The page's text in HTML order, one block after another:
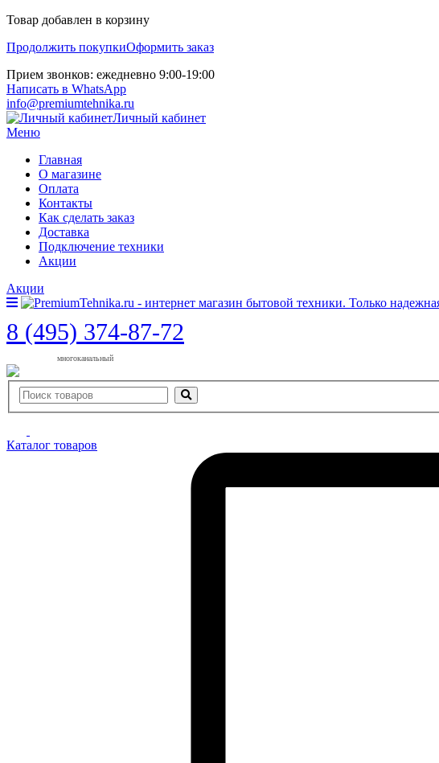
Товар добавлен в корзину
Продолжить покупкиОформить заказ
Прием звонков: ежедневно 9:00-19:00
Написать в WhatsApp
info@premiumtehnika.ru
Личный кабинет
Меню
Главная
О магазине
Оплата
Контакты
Как сделать заказ
Доставка
Подключение техники
Акции
Акции
8 (495) 374-87-72
многоканальный
Каталог товаров